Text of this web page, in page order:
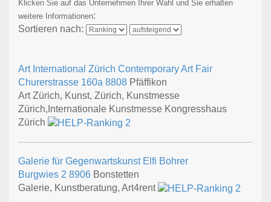
Klicken Sie auf das Unternehmen Ihrer Wahl und Sie erhalten
weitere Informationen:
Sortieren nach:
Art International Zürich Contemporary Art Fair
Churerstrasse 160a 8808 Pfäffikon
Art Zürich, Kunst, Zürich, Kunstmesse
Zürich,Internationale Kunstmesse Kongresshaus
Zürich
Galerie für Gegenwartskunst Elfi Bohrer
Burgwies 2 8906 Bonstetten
Galerie, Kunstberatung, Art4rent